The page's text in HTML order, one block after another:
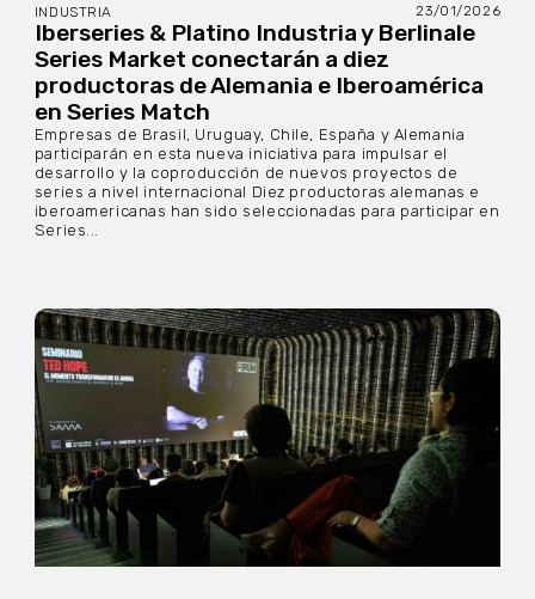
INDUSTRIA 23/01/2026
Iberseries & Platino Industria y Berlinale
Series Market conectarán a diez
productoras de Alemania e Iberoamérica
en Series Match
Empresas de Brasil, Uruguay, Chile, España y Alemania
participarán en esta nueva iniciativa para impulsar el
desarrollo y la coproducción de nuevos proyectos de
series a nivel internacional Diez productoras alemanas e
iberoamericanas han sido seleccionadas para participar en
Series...